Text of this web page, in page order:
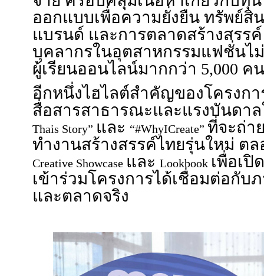
ออกแบบเพื่อความยั่งยืน ทรัพย์สิ
แบรนด์ และการตลาดสร้างสรร
บุคลากรในอุตสาหกรรมแฟชั่นไ
ผู้เรียนออนไลน์มากกว่า 5,000 คน
อีกหนึ่งไฮไลต์สำคัญของโครงก
สื่อสารสาธารณะและแรงบันดา
Thais Story” และ “#WhyICreate” ที่จะถ่า
ทำงานสร้างสรรค์ไทยรุ่นใหม่ ต
Creative Showcase และ Lookbook เพื่อเ
เข้าร่วมโครงการได้เชื่อมต่อกับ
และตลาดจริง